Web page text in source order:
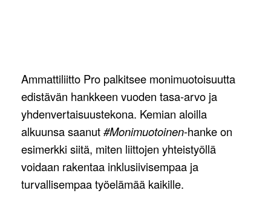
Ammattiliitto Pro palkitsee monimuotoisuutta
edistävän hankkeen vuoden tasa-arvo ja
yhdenvertaisuustekona. Kemian aloilla
alkuunsa saanut#Monimuotoinen-hanke on
esimerkki siitä, miten liittojen yhteistyöllä
voidaan rakentaa inklusiivisempaa ja
turvallisempaa työelämää kaikille.